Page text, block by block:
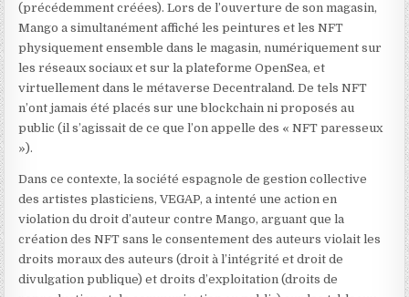
(précédemment créées). Lors de l’ouverture de son magasin,
Mango a simultanément affiché les peintures et les NFT
physiquement ensemble dans le magasin, numériquement sur
les réseaux sociaux et sur la plateforme OpenSea, et
virtuellement dans le métaverse Decentraland. De tels NFT
n’ont jamais été placés sur une blockchain ni proposés au
public (il s’agissait de ce que l’on appelle des « NFT paresseux
»).
Dans ce contexte, la société espagnole de gestion collective
des artistes plasticiens, VEGAP, a intenté une action en
violation du droit d’auteur contre Mango, arguant que la
création des NFT sans le consentement des auteurs violait les
droits moraux des auteurs (droit à l’intégrité et droit de
divulgation publique) et droits d’exploitation (droits de